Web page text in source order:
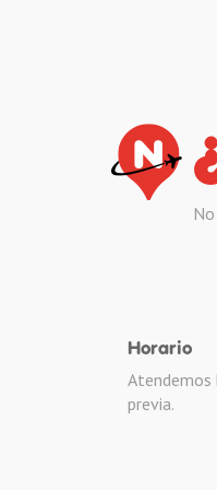
Horario
Atendemos
previa.